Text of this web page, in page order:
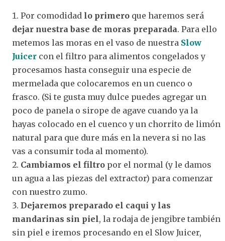
Por comodidadlo primeroque haremos será
dejar nuestra base de moras preparada. Para ello
metemos las moras en el vaso de nuestra Slow
Juicercon el filtro para alimentos congelados y
procesamos hasta conseguir una especie de
mermelada que colocaremos en un cuenco o
frasco. (Si te gusta muy dulce puedes agregar un
poco de panela o sirope de agave cuando ya la
hayas colocado en el cuenco y un chorrito de limón
natural para que dure más en la nevera si no las
vas a consumir toda al momento).
Cambiamos el filtropor el normal (y le damos
un agua a las piezas del extractor) para comenzar
con nuestro zumo.
Dejaremos preparado el caqui y las
mandarinas sin piel, la rodaja de jengibre también
sin piel e iremos procesando en el Slow Juicer,